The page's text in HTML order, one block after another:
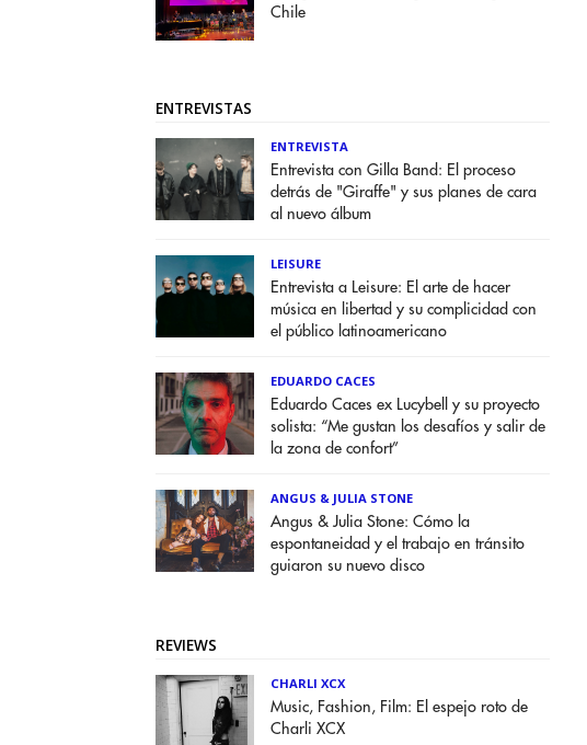
Chile
ENTREVISTAS
ENTREVISTA
Entrevista con Gilla Band: El proceso
detrás de "Giraffe" y sus planes de cara
al nuevo álbum
LEISURE
Entrevista a Leisure: El arte de hacer
música en libertad y su complicidad con
el público latinoamericano
EDUARDO CACES
Eduardo Caces ex Lucybell y su proyecto
solista: “Me gustan los desafíos y salir de
la zona de confort”
ANGUS & JULIA STONE
Angus & Julia Stone: Cómo la
espontaneidad y el trabajo en tránsito
guiaron su nuevo disco
REVIEWS
CHARLI XCX
Music, Fashion, Film: El espejo roto de
Charli XCX